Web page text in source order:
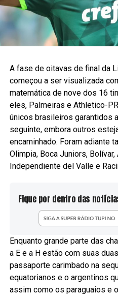
A fase de oitavas de final da
começou a ser visualizada
matemática de nove dos 16
eles, Palmeiras e Athletico-
únicos brasileiros garantidos
seguinte, embora outros
encaminhado. Foram adiante
Olimpia, Boca Juniors,
Independiente del Valle e
Fique por dentro das
Enquanto grande parte das
a E e a H estão com suas
passaporte carimbado na
equatorianos e o argentinos
assim como os paraguaios e